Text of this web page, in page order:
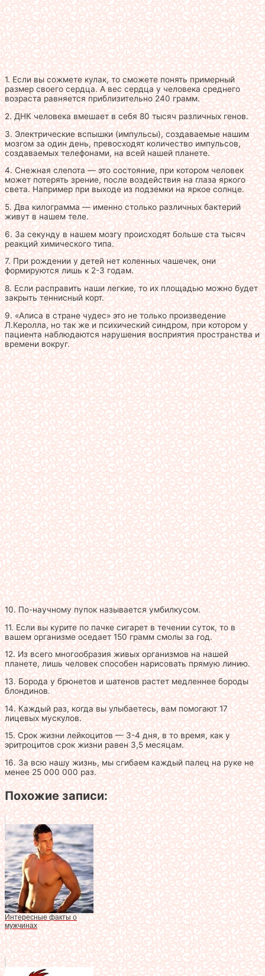
1. Если вы сожмете кулак, то сможете понять примерный
размер своего сердца. А вес сердца у человека среднего
возраста равняется приблизительно 240 грамм.
2. ДНК человека вмешает в себя 80 тысяч различных генов.
3. Электрические вспышки (импульсы), создаваемые нашим
мозгом за один день, превосходят количество импульсов,
создаваемых телефонами, на всей нашей планете.
4. Снежная слепота — это состояние, при котором человек
может потерять зрение, после воздействия на глаза яркого
света. Например при выходе из подземки на яркое солнце.
5. Два килограмма — именно столько различных бактерий
живут в нашем теле.
6. За секунду в нашем мозгу происходят больше ста тысяч
реакций химического типа.
7. При рождении у детей нет коленных чашечек, они
формируются лишь к 2-3 годам.
8. Если расправить наши легкие, то их площадью можно будет
закрыть теннисный корт.
9. «Алиса в стране чудес» это не только произведение
Л.Керолла, но так же и психический синдром, при котором у
пациента наблюдаются нарушения восприятия пространства и
времени вокруг.
10. По-научному пупок называется умбилкусом.
11. Если вы курите по пачке сигарет в течении суток, то в
вашем организме оседает 150 грамм смолы за год.
12. Из всего многообразия живых организмов на нашей
планете, лишь человек способен нарисовать прямую линию.
13. Борода у брюнетов и шатенов растет медленнее бороды
блондинов.
14. Каждый раз, когда вы улыбаетесь, вам помогают 17
лицевых мускулов.
15. Срок жизни лейкоцитов — 3-4 дня, в то время, как у
эритроцитов срок жизни равен 3,5 месяцам.
16. За всю нашу жизнь, мы сгибаем каждый палец на руке не
менее 25 000 000 раз.
Похожие записи:
Интересные факты о
мужчинах